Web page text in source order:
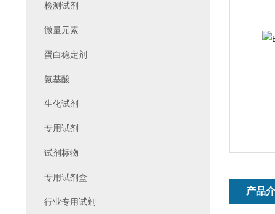
产品
检测试剂
微量元素
蛋白稳定剂
氨基酸
生化试剂
专用试剂
试剂标物
专用试剂盒
行业专用试剂